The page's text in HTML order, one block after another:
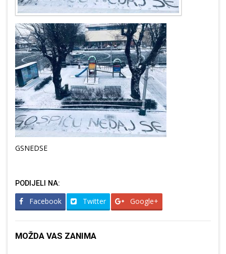
GSNEDSE
PODIJELI NA:
Facebook Twitter Google+
MOŽDA VAS ZANIMA